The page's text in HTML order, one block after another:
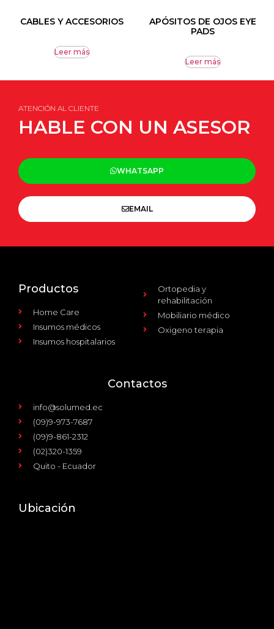
CABLES Y ACCESORIOS
Leer más
APÓSITOS DE OJOS EYE
PADS
Leer más
ATENCIÓN AL CLIENTE
HABLE CON UN ASESOR
WHATSAPP
EMAIL
Productos
Home Care
Insumos médicos
Insumos hospitalarios
Ortopedia y
rehabilitación
Mobiliario médico
Oxigeno terapia
Contactos
info@solumed.ec
(09)9-973-7687
(09)9-861-2312
(02)320-1359
Quito - Ecuador
Ubicación